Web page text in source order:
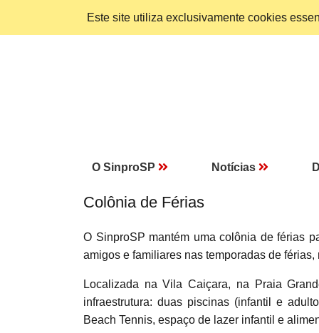
Este site utiliza exclusivamente cookies
O SinproSP Notícias
Colônia de Férias
O SinproSP mantém uma colônia de férias
amigos e familiares nas temporadas de
Localizada na Vila Caiçara, na Praia
infraestrutura: duas piscinas (infantil e
Beach Tennis, espaço de lazer infantil e